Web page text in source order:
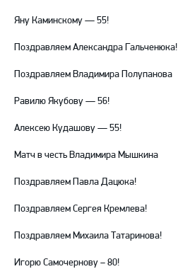
Яну Каминскому — 55!
Поздравляем Александра Гальченюка!
Поздравляем Владимира Полупанова
Равилю Якубову — 56!
Алексею Кудашову — 55!
Матч в честь Владимира Мышкина
Поздравляем Павла Дацюка!
Поздравляем Сергея Кремлева!
Поздравляем Михаила Татаринова!
Игорю Самочернову – 80!